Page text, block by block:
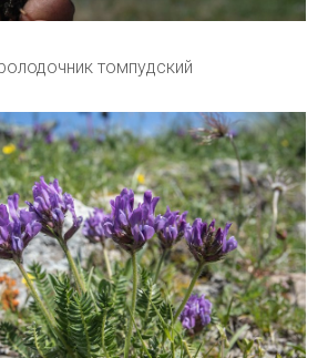
томпудский